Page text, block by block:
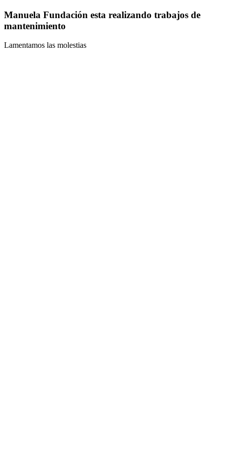
Manuela Fundación esta realizando trabajos de
mantenimiento
Lamentamos las molestias